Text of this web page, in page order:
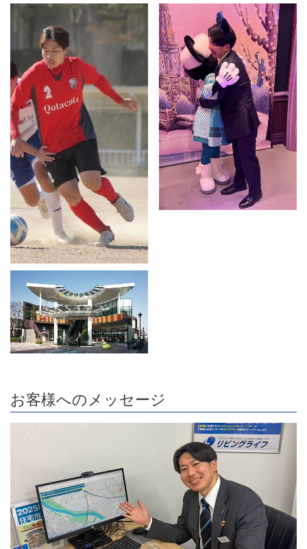
お客様へのメッセージ